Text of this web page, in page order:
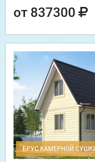
от 837300
БРУС КАМЕРНОЙ